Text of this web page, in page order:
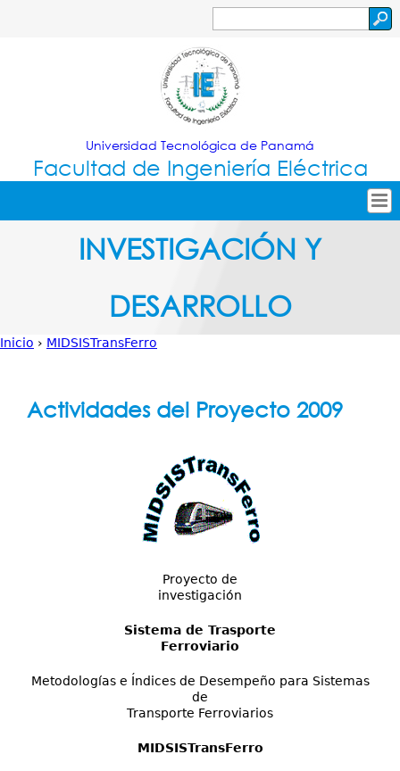
Jump to navigation
de
búsqueda
Universidad Tecnológica de Panamá
Facultad de Ingeniería Eléctrica
Inicio
Oferta Académica
Secretarías
Servicios
INVESTIGACIÓN Y
DESARROLLO
Inicio › MIDSISTransFerro
Actividades del Proyecto 2009
Proyecto de
investigación
Sistema de Trasporte
Ferroviario
Metodologías e Índices de Desempeño para Sistemas
de
Transporte Ferroviarios
MIDSISTransFerro